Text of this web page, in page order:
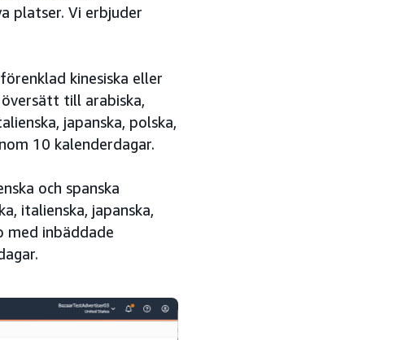
platser. Vi erbjuder
kinesiska eller
översätt till arabiska,
japanska, polska,
10 kalenderdagar.
och spanska
italienska, japanska,
med inbäddade